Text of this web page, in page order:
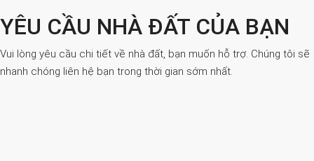
YÊU CẦU NHÀ ĐẤT CỦA BẠN
Vui lòng yêu cầu chi tiết về nhà đất, bạn muốn hỗ trợ. Chúng tôi sẽ
nhanh chóng liên hệ bạn trong thời gian sớm nhất.